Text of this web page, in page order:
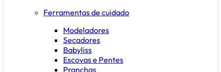
Ferramentas de cuidado
Modeladores
Secadores
Babyliss
Escovas e Pentes
Pranchas